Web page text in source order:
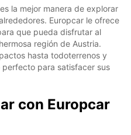
la mejor manera de explorar
Europcar le ofrece
que pueda disfrutar al
región de Austria.
hasta todoterrenos y
para satisfacer sus
con Europcar